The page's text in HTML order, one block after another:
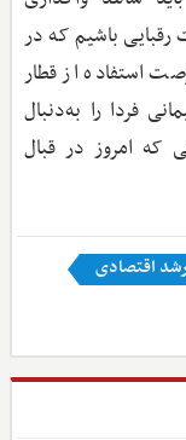
باشیم که در
استفاده از قطار
فردا را به‌دنبال
که امروز در قبال
رشد اقتصادی